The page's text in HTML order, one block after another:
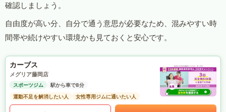
確認しましょう。
自由度が高い分、自分で通う意思が必要なため、混みやすい時
間帯や続けやすい環境かも見ておくと安心です。
カーブス
メグリア藤岡店
スポーツジム
駅から車で8分
運動不足を解消したい人
女性専用ジムに通いたい人